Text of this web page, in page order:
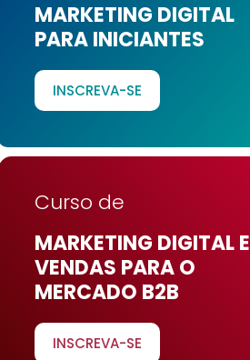
MARKETING DIGITAL
PARA INICIANTES
INSCREVA-SE
Curso de
MARKETING DIGITAL E
VENDAS PARA O
MERCADO B2B
INSCREVA-SE